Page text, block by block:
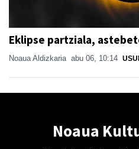
Eklipse partziala,
Noaua Aldizkaria abu 06, 10:14
Noaua